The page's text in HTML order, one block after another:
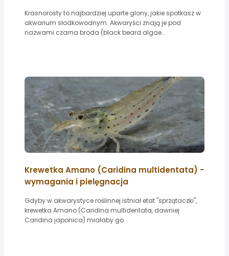
Krasnorosty to najbardziej uparte glony, jakie spotkasz w
akwarium słodkowodnym. Akwaryści znają je pod
nazwami czarna broda (black beard algae...
Krewetka Amano (Caridina multidentata) -
wymagania i pielęgnacja
Gdyby w akwarystyce roślinnej istniał etat "sprzątaczki",
krewetka Amano (Caridina multidentata, dawniej
Caridina japonica) miałaby go...